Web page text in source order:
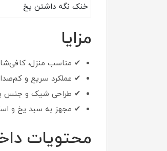
خنک نگه داشتن یخ
مزایا
✔ مناسب منزل،
✔ عملکرد سریع و کم‌صدا
✔ طراحی شیک و جنس
✔ مجهز به سبد یخ و
محتویات